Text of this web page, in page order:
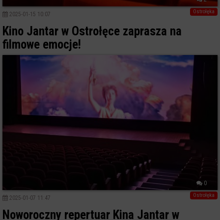
Ostrołęka
2025-01-15 10:07
Kino Jantar w Ostrołęce zaprasza na
filmowe emocje!
0
Ostrołęka
2025-01-07 11:47
Noworoczny repertuar Kina Jantar w